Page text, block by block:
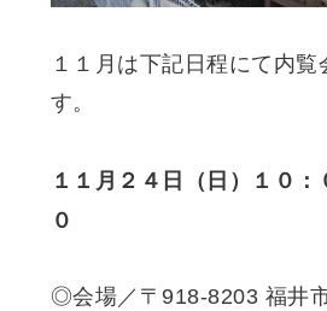
１１月は下記日程にて内覧
す。
１１月２４日（日）１０：
０
◎会場／〒918-8203 福井